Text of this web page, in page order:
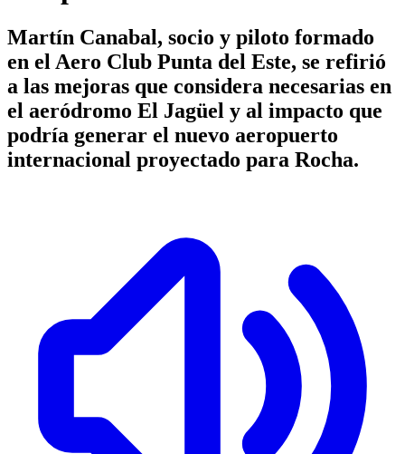
Martín Canabal, socio y piloto formado
en el Aero Club Punta del Este, se refirió
a las mejoras que considera necesarias en
el aeródromo El Jagüel y al impacto que
podría generar el nuevo aeropuerto
internacional proyectado para Rocha.